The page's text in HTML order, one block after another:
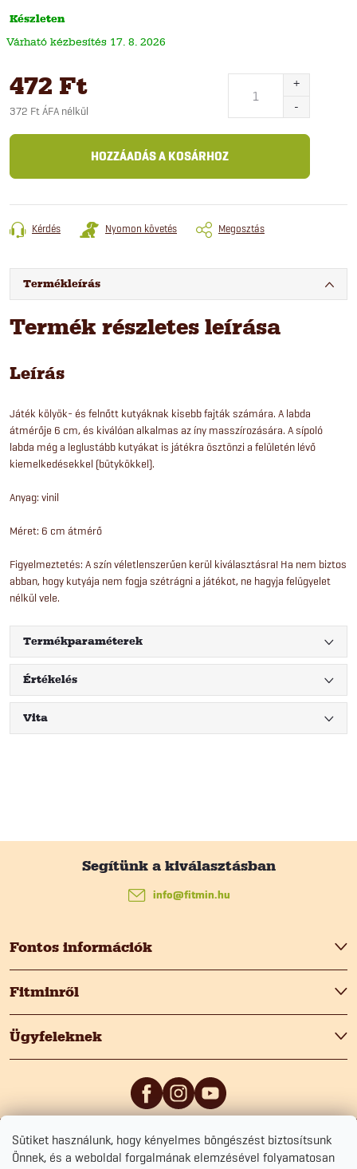
Sütiket használunk, hogy kényelmes böngészést biztosítsunk
Önnek, és a weboldal forgalmának elemzésével folyamatosan
Készleten
17. 8. 2026
472 Ft
372 Ft ÁFA nélkül
HOZZÁADÁS A KOSÁRHOZ
Kérdés Nyomon követés Megosztás
Termékleírás
Termék részletes leírása
Leírás
Játék kölyök- és felnőtt kutyáknak kisebb fajták számára. A labda
átmérője 6 cm, és kiválóan alkalmas az íny masszírozására. A sípoló
labda még a leglustább kutyákat is játékra ösztönzi a felületén lévő
kiemelkedésekkel (bütykökkel).
Anyag: vinil
Méret: 6 cm átmérő
Figyelmeztetés: A szín véletlenszerűen kerül kiválasztásra! Ha nem biztos
abban, hogy kutyája nem fogja szétrágni a játékot, ne hagyja felügyelet
nélkül vele.
Termékparaméterek
Értékelés
Vita
b
é
c
Fontos információk
Fitminről
Ügyfeleknek
info@fitmin.hu